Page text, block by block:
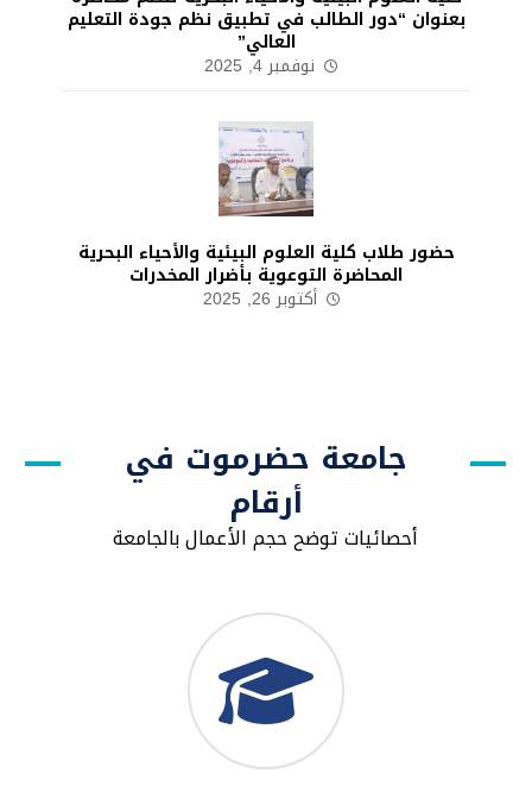
بعنوان “دور الطالب في تطبيق نظم جودة التعليم
العالي”
نوفمبر 4, 2025
حضور طلاب كلية العلوم البيئية والأحياء البحرية
المحاضرة التوعوية بأضرار المخدرات
أكتوبر 26, 2025
جامعة حضرموت في
أرقام
أحصائيات توضح حجم الأعمال بالجامعة